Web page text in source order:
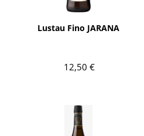
Lustau Fino JARANA
12,50 €
AÑADIR